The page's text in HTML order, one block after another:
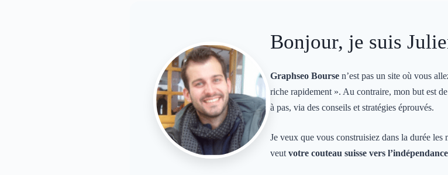
Bonjour, je suis
Graphseo Bourse n’est pas un site où vous
riche rapidement ». Au contraire, mon but est de
à pas, via des conseils et stratégies éprouvés.
Je veux que vous construisiez dans la durée
veut votre couteau suisse vers